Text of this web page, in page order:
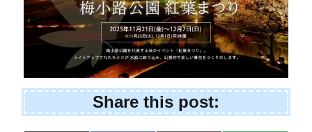
Share this post: